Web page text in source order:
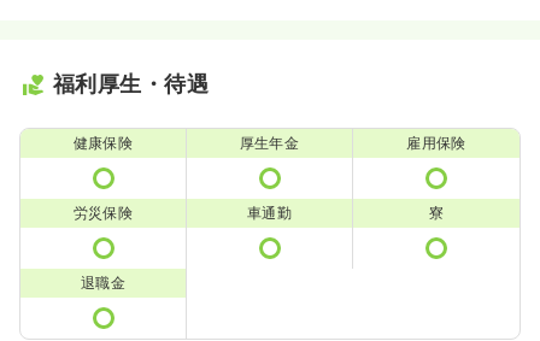
福利厚生・待遇
健康保険 厚生年金 雇用保険
労災保険 車通勤 寮
退職金